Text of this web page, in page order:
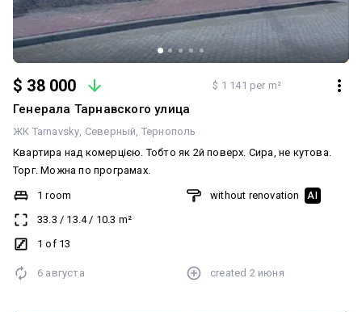
$ 38 000 $ 1 141 per m²
Генерала Тарнавского улица
ЖК Tarnavsky Северный Тернополь
Квартира над комерцією. Тобто як 2й поверх. Сира, не кутова.
Торг. Можна по програмах.
1 room
33.3 / 13.4/ 10.3 m²
1 of 13
without renovation AI
6 августа created 2 июня